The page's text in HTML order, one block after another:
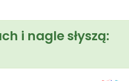
i nagle słyszą: